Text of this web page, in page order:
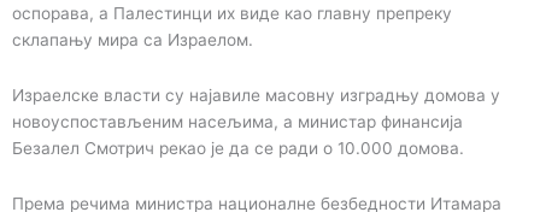
оспорава, а Палестинци их виде као главну препреку
склапању мира са Израелом.
Израелске власти су најавиле масовну изградњу домова у
новоуспостављеним насељима, а министар финансија
Безалел Смотрич рекао је да се ради о 10.000 домова.
Према речима министра националне безбедности Итамара